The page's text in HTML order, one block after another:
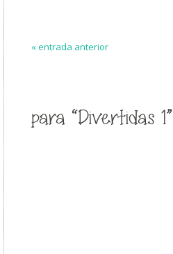
« entrada anterior
para “Divertidas 1”